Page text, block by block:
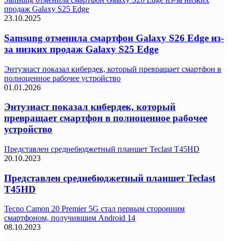
продаж Galaxy S25 Edge
23.10.2025
Samsung отменила смартфон Galaxy S26 Edge из-
за низких продаж Galaxy S25 Edge
Энтузиаст показал кибердек, который превращает смартфон в
полноценное рабочее устройство
01.01.2026
Энтузиаст показал кибердек, который
превращает смартфон в полноценное рабочее
устройство
Представлен среднебюджетный планшет Teclast T45HD
20.10.2023
Представлен среднебюджетный планшет Teclast
T45HD
Tecno Camon 20 Premier 5G стал первым сторонним
смартфоном, получившим Android 14
08.10.2023